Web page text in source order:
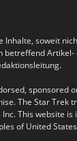
Inhalte, soweit
betreffend
sponsored
The Star Trek
Inc. This website
of United